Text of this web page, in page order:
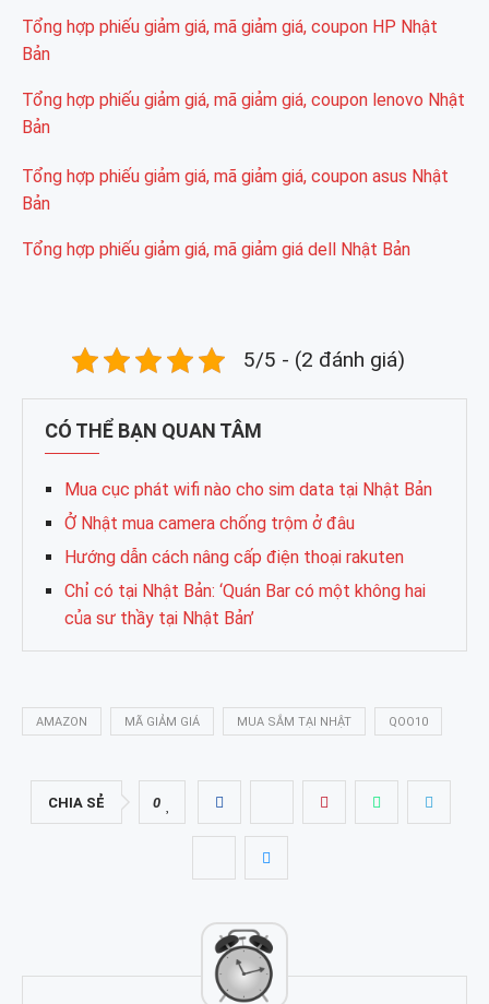
Tổng hợp phiếu giảm giá, mã giảm giá, coupon HP Nhật
Bản
Tổng hợp phiếu giảm giá, mã giảm giá, coupon lenovo Nhật
Bản
Tổng hợp phiếu giảm giá, mã giảm giá, coupon asus Nhật
Bản
Tổng hợp phiếu giảm giá, mã giảm giá dell Nhật Bản
5/5 - (2 đánh giá)
CÓ THỂ BẠN QUAN TÂM
Mua cục phát wifi nào cho sim data tại Nhật Bản
Ở Nhật mua camera chống trộm ở đâu
Hướng dẫn cách nâng cấp điện thoại rakuten
Chỉ có tại Nhật Bản: ‘Quán Bar có một không hai
của sư thầy tại Nhật Bản’
AMAZON MÃ GIẢM GIÁ MUA SẮM TẠI NHẬT QOO10
CHIA SẺ 0